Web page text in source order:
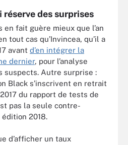
des surprises
en fait guère mieux que l’an
tout cas qu’Invincea, qu’il a
avant d’en intégrer la
dernier, pour l’analyse
suspects. Autre surprise :
Black s’inscrivent en retrait
du rapport de tests de
pas la seule contre-
2018.
d’afficher un taux